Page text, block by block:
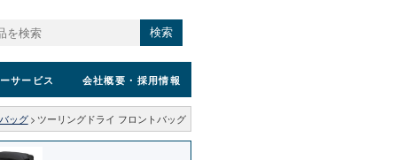
検索
サービス 会社概要 ・採用情報
ッグ > ツーリングドライ フロントバッグ